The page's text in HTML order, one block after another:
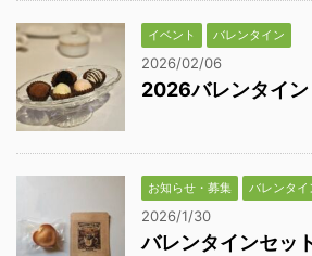
イベント バレンタイン
2026/02/06
2026バレンタイ
お知らせ・募集 バレンタイ
2026/1/30
バレンタインセッ